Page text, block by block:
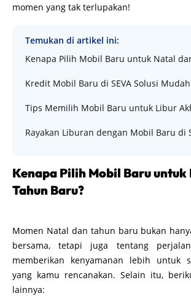
momen yang tak terlupakan!
Temukan di artikel ini:
Kenapa Pilih Mobil Baru untuk Natal
Kredit Mobil Baru di SEVA Solusi
Tips Memilih Mobil Baru untuk Libur
Rayakan Liburan dengan Mobil Baru di
Kenapa Pilih Mobil Baru untuk
Tahun Baru?
Momen Natal dan tahun baru bukan
bersama, tetapi juga tentang
memberikan kenyamanan lebih untuk
yang kamu rencanakan. Selain itu,
lainnya: